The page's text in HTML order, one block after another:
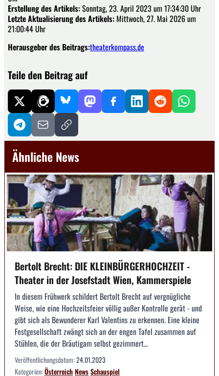
Erstellung des Artikels:Sonntag, 23. April 2023 um 17:34:30 Uhr
Letzte Aktualisierung des Artikels: Mittwoch, 27. Mai 2026 um
21:00:44 Uhr
Herausgeber des Beitrags:theaterkompass.de
Teile den Beitrag auf
Ähnliche News
Bertolt Brecht: DIE KLEINBÜRGERHOCHZEIT -
Theater in der Josefstadt Wien, Kammerspiele
In diesem Frühwerk schildert Bertolt Brecht auf vergnügliche
Weise, wie eine Hochzeitsfeier völlig außer Kontrolle gerät - und
gibt sich als Bewunderer Karl Valentins zu erkennen. Eine kleine
Festgesellschaft zwängt sich an der engen Tafel zusammen auf
Stühlen, die der Bräutigam selbst gezimmert...
Veröffentlichungsdatum:24.01.2023
Kategorien:ÖsterreichNewsSchauspiel